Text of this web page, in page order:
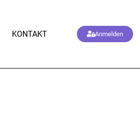
KONTAKT Anmelden